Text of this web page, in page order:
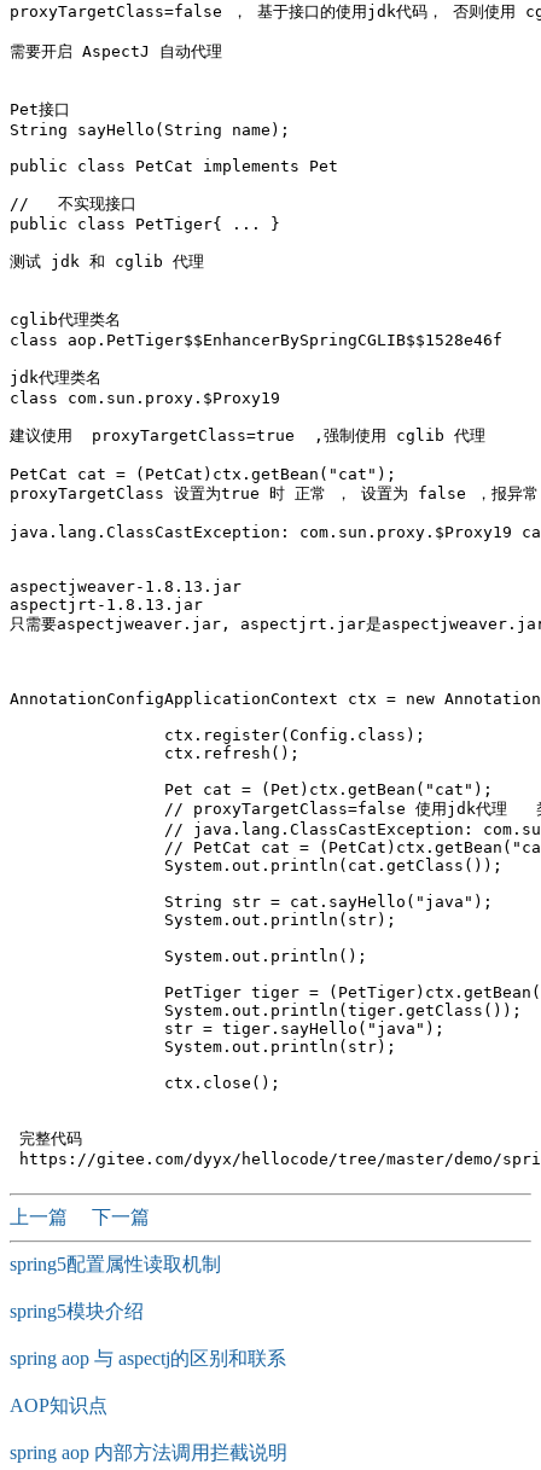
proxyTargetClass=false ， 基于接口的使用jdk代码， 否则使用
需要开启 AspectJ 自动代理
Pet接口
String sayHello(String name);
public class PetCat implements Pet
//   不实现接口
public class PetTiger{ ... }
测试 jdk 和 cglib 代理
cglib代理类名
class aop.PetTiger$$EnhancerBySpringCGLIB$$1528e46f
jdk代理类名
class com.sun.proxy.$Proxy19
建议使用  proxyTargetClass=true  ,强制使用 cglib 代理
PetCat cat = (PetCat)ctx.getBean("cat");
proxyTargetClass 设置为true 时 正常 ， 设置为 false ，报异常
java.lang.ClassCastException: com.sun.proxy.$Proxy19
aspectjweaver-1.8.13.jar
aspectjrt-1.8.13.jar
只需要aspectjweaver.jar, aspectjrt.jar是aspectjweaver.jar
AnnotationConfigApplicationContext ctx = new
完整代码
上一篇 下一篇
spring5配置属性读取机制
spring5模块介绍
spring aop 与 aspectj的区别和联系
AOP知识点
spring aop 内部方法调用拦截说明